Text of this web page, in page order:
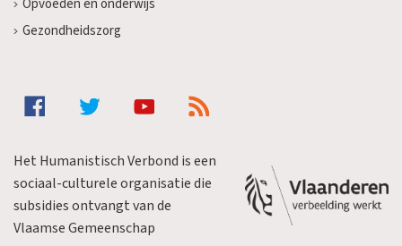
Opvoeden en onderwijs
Gezondheidszorg
Het Humanistisch Verbond is een
sociaal-culturele organisatie die
subsidies ontvangt van de
Vlaamse Gemeenschap